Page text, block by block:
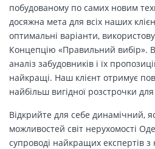
побудованому по самих новим
досяжна мета для всіх наших
оптимальні варіанти,
Концепцію «Правильний вибір».
аналіз забудовників і їх
найкращі. Наш клієнт отримує
найбільш вигідної розстрочки
Відкрийте для себе динамічний,
можливостей світ нерухомості
супроводі найкращих експертів з